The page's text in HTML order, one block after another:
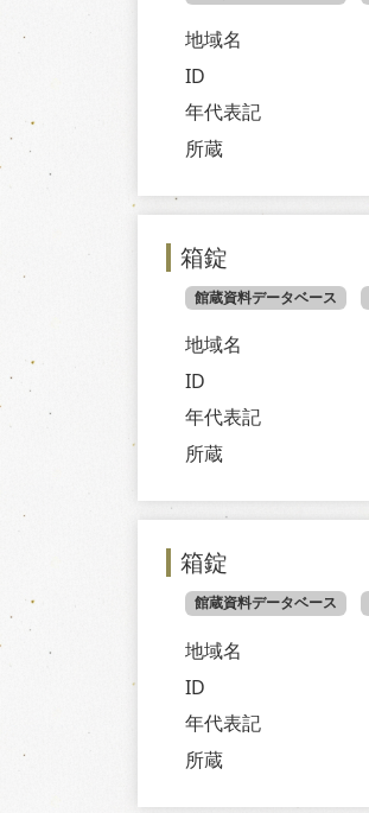
地域名
ID
年代表記
所蔵
箱錠
館蔵資料データベース
地域名
ID
年代表記
所蔵
箱錠
館蔵資料データベース
地域名
ID
年代表記
所蔵